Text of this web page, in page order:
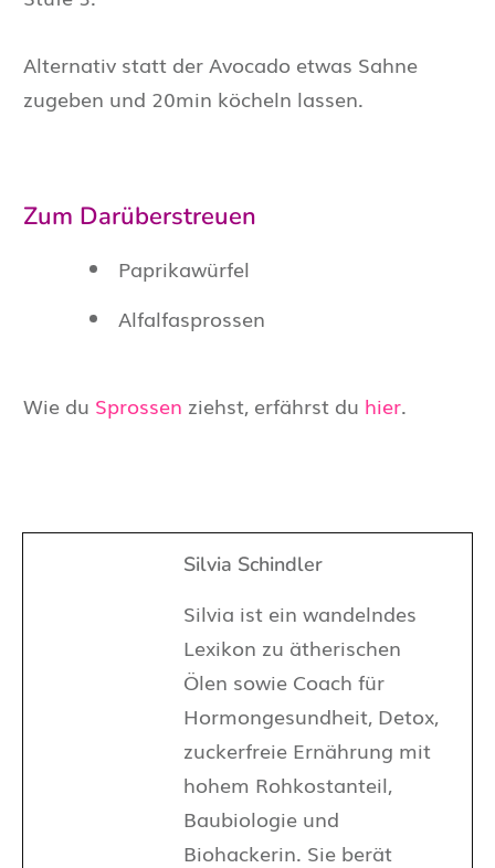
Alternativ statt der Avocado etwas Sahne
zugeben und 20min köcheln lassen.
Zum Darüberstreuen
Paprikawürfel
Alfalfasprossen
Wie du Sprossen ziehst, erfährst du hier.
Silvia Schindler
Silvia ist ein wandelndes
Lexikon zu ätherischen
Ölen sowie Coach für
Hormongesundheit, Detox,
zuckerfreie Ernährung mit
hohem Rohkostanteil,
Baubiologie und
Biohackerin. Sie berät